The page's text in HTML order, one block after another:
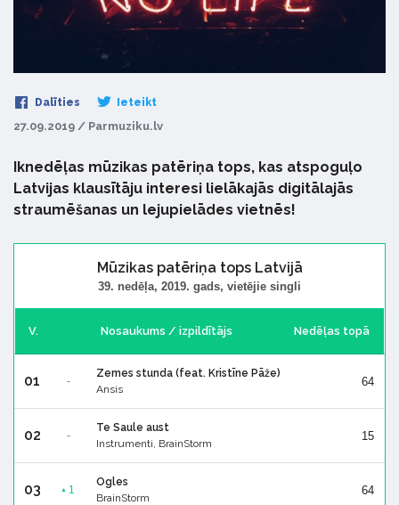
Dalīties Ieteikt
27.09.2019 / Parmuziku.lv
Iknedēļas mūzikas patēriņa tops, kas atspoguļo
Latvijas klausītāju interesi lielākajās digitālajās
straumēšanas un lejupielādes vietnēs!
Mūzikas patēriņa tops Latvijā
39. nedēļa, 2019. gads, vietējie singli
V. Nosaukums / izpildītājs Nedēļas topā
01 -
Zemes stunda (feat. Kristīne Pāže)
Ansis
64
02 -
Te Saule aust
Instrumenti, BrainStorm
15
03 ▲ 1
Ogles
BrainStorm
64